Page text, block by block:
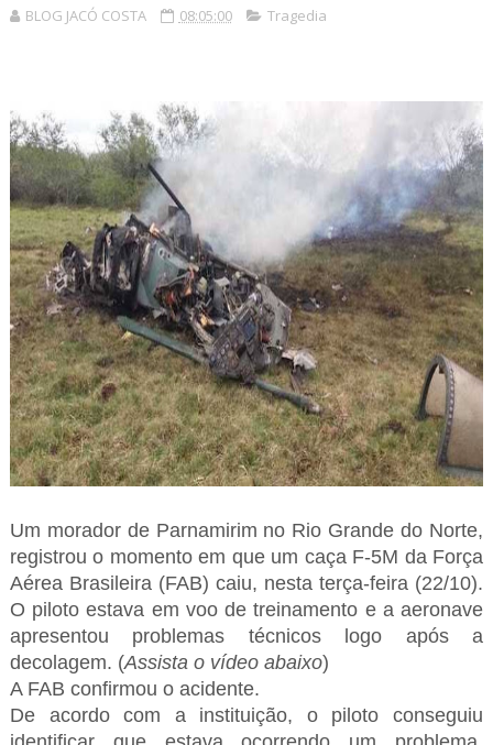
BLOG JACÓ COSTA 08:05:00 Tragedia
Um morador de Parnamirim no Rio Grande do Norte,
registrou o momento em que um caça F-5M da Força
Aérea Brasileira (FAB) caiu, nesta terça-feira (22/10).
O piloto estava em voo de treinamento e a aeronave
apresentou problemas técnicos logo após a
decolagem. (Assista o vídeo abaixo)
A FAB confirmou o acidente.
De acordo com a instituição, o piloto conseguiu